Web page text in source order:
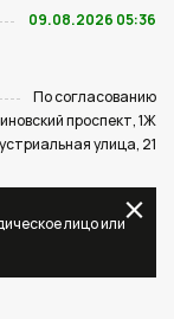
09.08.2026 05:36
По согласованию
проспект, 1Ж
улица, 21
лицо или